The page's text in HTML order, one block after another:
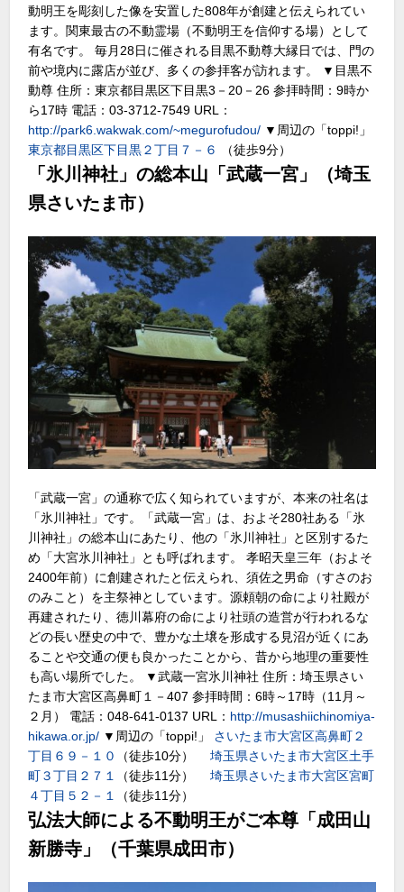
動明王を彫刻した像を安置した808年が創建と伝えられてい
ます。関東最古の不動霊場（不動明王を信仰する場）として
有名です。 毎月28日に催される目黒不動尊大縁日では、門の
前や境内に露店が並び、多くの参拝客が訪れます。 ▼目黒不
動尊 住所：東京都目黒区下目黒3－20－26 参拝時間：9時か
ら17時 電話：03-3712-7549 URL：
http://park6.wakwak.com/~megurofudou/ ▼周辺の「toppi!」
東京都目黒区下目黒２丁目７－６
（徒歩9分）
「氷川神社」の総本山「武蔵一宮」（埼玉
県さいたま市）
「武蔵一宮」の通称で広く知られていますが、本来の社名は
「氷川神社」です。「武蔵一宮」は、およそ280社ある「氷
川神社」の総本山にあたり、他の「氷川神社」と区別するた
め「大宮氷川神社」とも呼ばれます。 孝昭天皇三年（およそ
2400年前）に創建されたと伝えられ、須佐之男命（すさのお
のみこと）を主祭神としています。源頼朝の命により社殿が
再建されたり、徳川幕府の命により社頭の造営が行われるな
どの長い歴史の中で、豊かな土壌を形成する見沼が近くにあ
ることや交通の便も良かったことから、昔から地理の重要性
も高い場所でした。 ▼武蔵一宮氷川神社 住所：埼玉県さい
たま市大宮区高鼻町１－407 参拝時間：6時～17時（11月～
２月） 電話：048-641-0137 URL： http://musashiichinomiya-
hikawa.or.jp/ ▼周辺の「toppi!」 さいたま市大宮区高鼻町２
丁目６９－１０
（徒歩10分）埼玉県さいたま市大宮区土手
町３丁目２７１
（徒歩11分）埼玉県さいたま市大宮区宮町
４丁目５２－１
（徒歩11分）
弘法大師による不動明王がご本尊「成田山
新勝寺」（千葉県成田市）